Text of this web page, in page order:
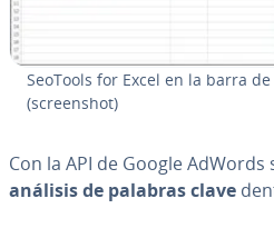
SeoTools for Excel en la barra
(scree­n­shot)
Con la API de Google
análisis de palabras clave